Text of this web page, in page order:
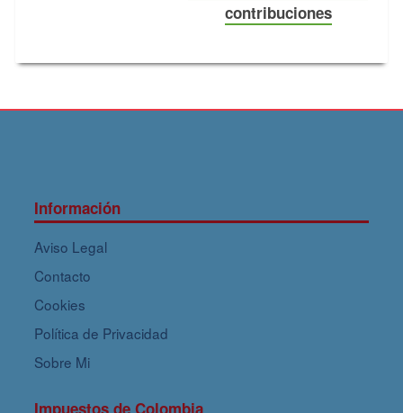
contribuciones
Información
Aviso Legal
Contacto
Cookies
Política de Privacidad
Sobre Mi